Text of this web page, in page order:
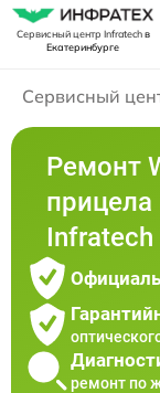
Сервисный центр Infratechв
Екатеринбурге
Сервисный
Ремонт
прицела
Infratech
ремонт по